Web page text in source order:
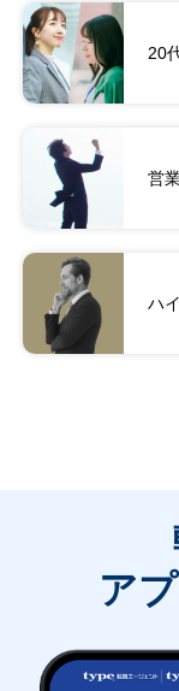
20
営
ハ
ア